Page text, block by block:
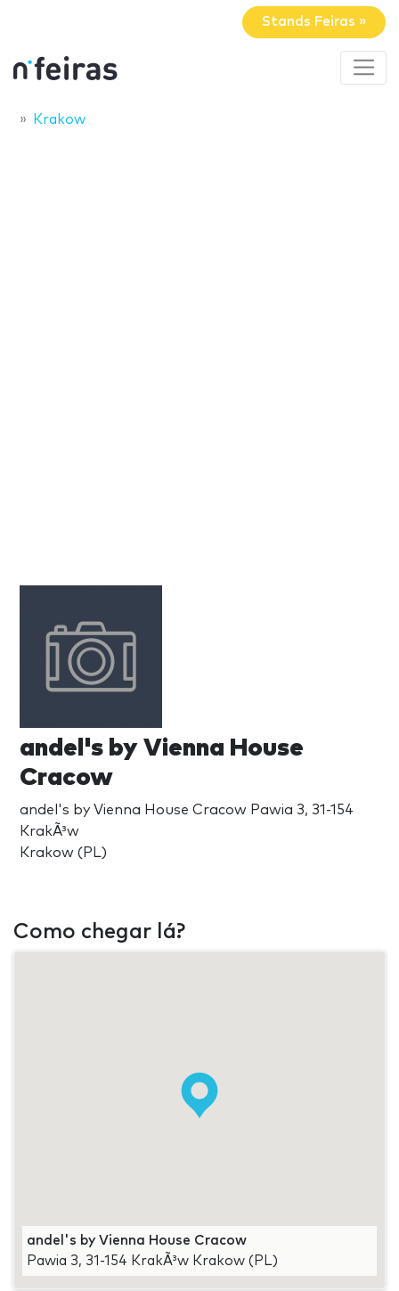
Stands Feiras »
Krakow
andel's by Vienna House
Cracow
andel's by Vienna House Cracow Pawia 3, 31-154
KrakÃ³w
Krakow (PL)
Como chegar lá?
andel's by Vienna House Cracow
Pawia 3, 31-154 KrakÃ³w Krakow (PL)